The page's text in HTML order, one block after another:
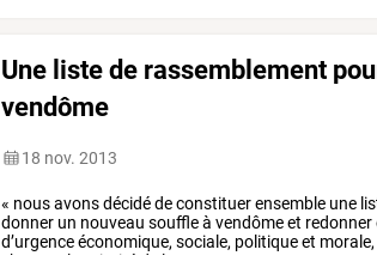
Une liste de rassemblement
vendôme
18 nov. 2013
« nousavonsdécidédeconstituerensemble une
donner un nouveau souffleà vendômeet redonner
d’urgenceéconomique, sociale, politiqueet morale,
c’est
la priorité de la